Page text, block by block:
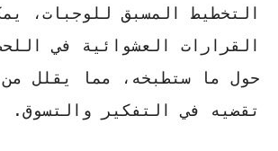
التخطيط المسبق للوجبات،
القرارات العشوائية في
حول ما ستطبخه، مما يقلل
تقضيه في التفكير والتسوق.